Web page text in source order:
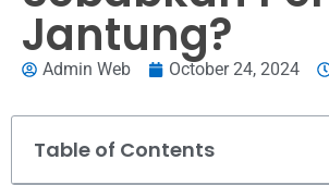
Jantung?
Admin Web October 24, 2024
Table of Contents